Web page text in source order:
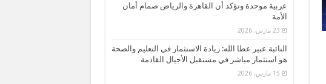
عربية موحدة وتؤكد أن القاهرة والرياض صمام أمان
الأمة
23 مارس، 2026
النائبة عبير عطا الله: زيادة الاستثمار في التعليم والصحة
هو استثمار مباشر في مستقبل الأجيال القادمة
15 مارس، 2026